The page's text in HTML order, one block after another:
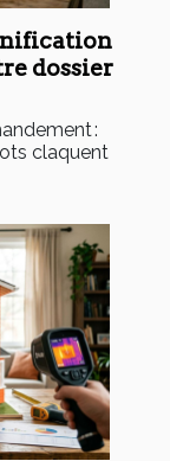
dossier
:
claquent